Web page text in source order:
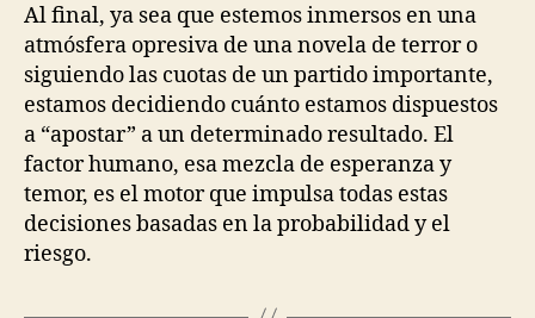
Al final, ya sea que estemos inmersos en una
atmósfera opresiva de una novela de terror o
siguiendo las cuotas de un partido importante,
estamos decidiendo cuánto estamos dispuestos
a “apostar” a un determinado resultado. El
factor humano, esa mezcla de esperanza y
temor, es el motor que impulsa todas estas
decisiones basadas en la probabilidad y el
riesgo.